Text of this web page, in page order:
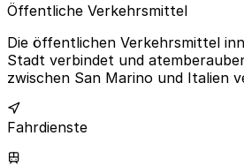
Öffentliche Verkehrsmittel
Die öffentlichen Verkehrsmittel
Stadt verbindet und
zwischen San Marino und Italien
Fahrdienste